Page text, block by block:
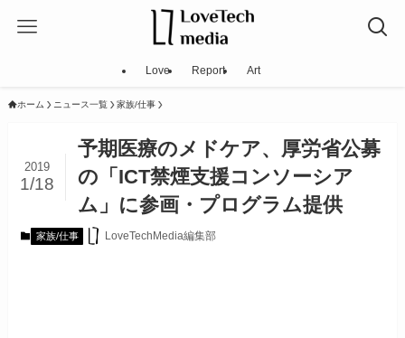
Love Report Art
ホーム ニュース一覧 家族/仕事
予期医療のメドケア、厚労省公募
の「ICT禁煙支援コンソーシア
ム」に参画・プログラム提供
2019
1/18
家族/仕事 LoveTechMedia編集部